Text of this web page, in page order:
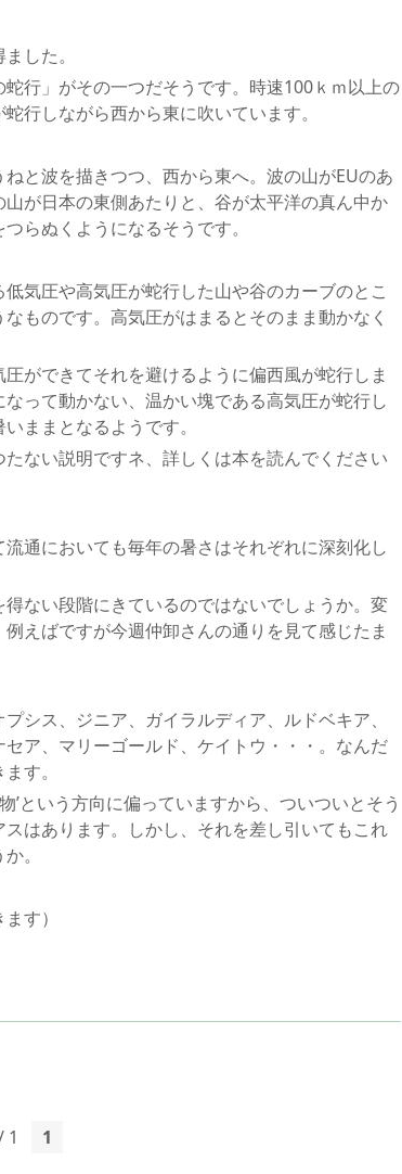
した。
行」がその一つだそうです。時速100ｋｍ以上の
行しながら西から東に吹いています。
と波を描きつつ、西から東へ。波の山がEUのあ
が日本の東側あたりと、谷が太平洋の真ん中か
らぬくようになるそうです。
気圧や高気圧が蛇行した山や谷のカーブのとこ
ものです。高気圧がはまるとそのまま動かなく
ができてそれを避けるように偏西風が蛇行しま
って動かない、温かい塊である高気圧が蛇行し
ままとなるようです。
ない説明ですネ、詳しくは本を読んでください
通においても毎年の暑さはそれぞれに深刻化し
ない段階にきているのではないでしょうか。変
えばですが今週仲卸さんの通りを見て感じたま
シス、ジニア、ガイラルディア、ルドベキア、
ア、マリーゴールド、ケイトウ・・・。なんだ
す。
’という方向に偏っていますから、ついついとそう
はあります。しかし、それを差し引いてもこれ
。
す）
1 1